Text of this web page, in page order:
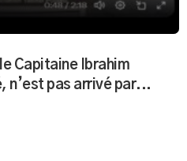
Capitaine Ibrahim
n’est pas arrivé par...